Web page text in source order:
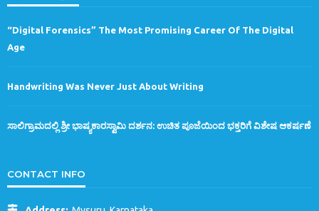
“Digital Forensics” The Most Promising Career Of The Digital
Age
Handwriting Was Never Just About Writing
ಸಾಲಿಗ್ರಾಮದಲ್ಲಿ ಶ್ರೀ ಭಾಷ್ಯಕಾರಸ್ವಾಮಿ ದರ್ಶನ: ಉಚಿತ ಪೂಜೆಯಿಂದ ಭಕ್ತರಿಗೆ ವಿಶೇಷ ಆಕರ್ಷಣೆ
CONTACT INFO